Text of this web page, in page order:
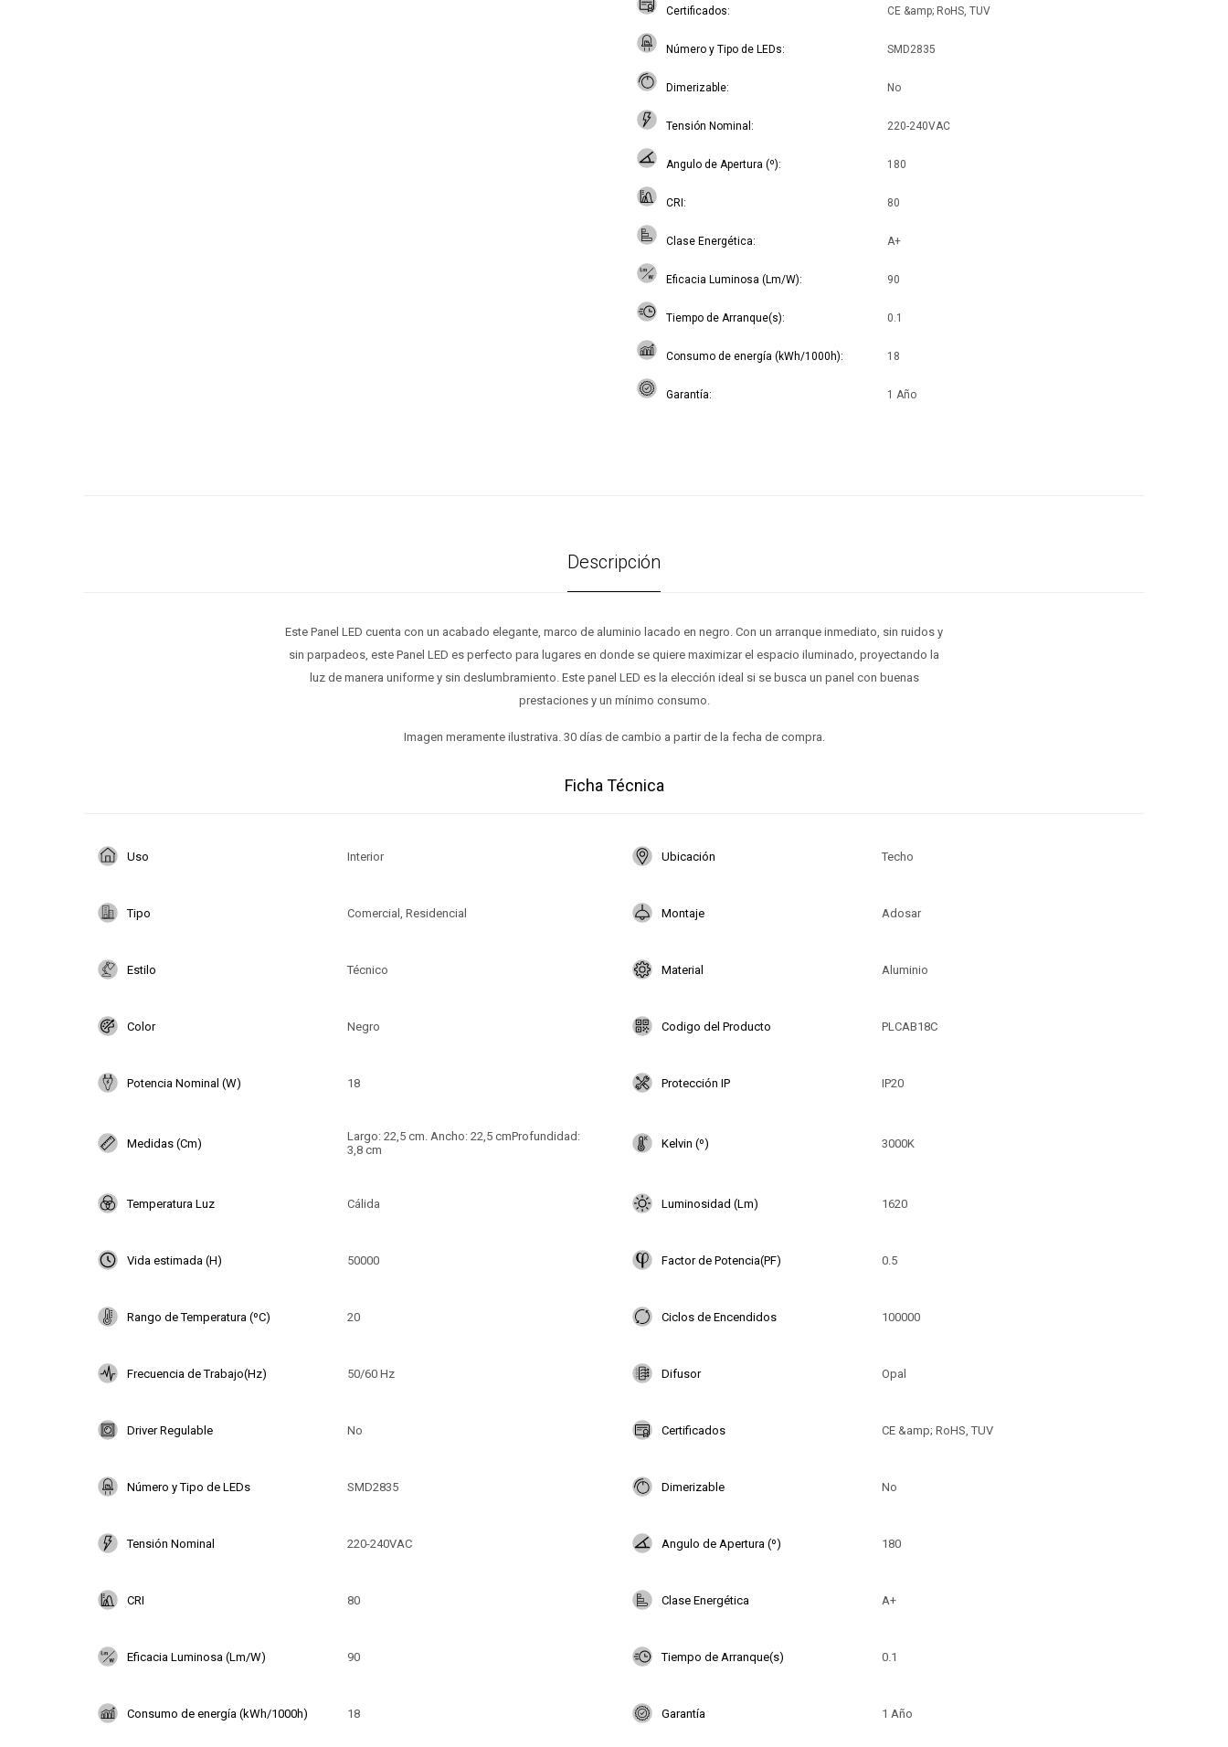
Certificados CE &amp; RoHS, TUV
Número y Tipo de LEDs SMD2835
Dimerizable No
Tensión Nominal 220-240VAC
Angulo de Apertura (º) 180
CRI 80
Clase Energética A+
Eficacia Luminosa (Lm/W) 90
Tiempo de Arranque(s) 0.1
Consumo de energía (kWh/1000h) 18
Garantía 1 Año
Descripción
Este Panel LED cuenta con un acabado elegante, marco de aluminio lacado en negro. Con un arranque inmediato, sin ruidos y
sin parpadeos, este Panel LED es perfecto para lugares en donde se quiere maximizar el espacio iluminado, proyectando la
luz de manera uniforme y sin deslumbramiento. Este panel LED es la elección ideal si se busca un panel con buenas
prestaciones y un mínimo consumo.
Imagen meramente ilustrativa. 30 días de cambio a partir de la fecha de compra.
Ficha Técnica
Uso Interior Ubicación Techo
Tipo Comercial, Residencial Montaje Adosar
Estilo Técnico Material Aluminio
Color Negro Codigo del Producto PLCAB18C
Potencia Nominal (W) 18 Protección IP IP20
Medidas (Cm)
Largo: 22,5 cm. Ancho: 22,5 cmProfundidad:
3,8 cm
Kelvin (º) 3000K
Temperatura Luz Cálida Luminosidad (Lm) 1620
Vida estimada (H) 50000 Factor de Potencia(PF) 0.5
Rango de Temperatura (ºC) 20 Ciclos de Encendidos 100000
Frecuencia de Trabajo(Hz) 50/60 Hz Difusor Opal
Driver Regulable No Certificados CE &amp; RoHS, TUV
Número y Tipo de LEDs SMD2835 Dimerizable No
Tensión Nominal 220-240VAC Angulo de Apertura (º) 180
CRI 80 Clase Energética A+
Eficacia Luminosa (Lm/W) 90 Tiempo de Arranque(s) 0.1
Consumo de energía (kWh/1000h) 18 Garantía 1 Año